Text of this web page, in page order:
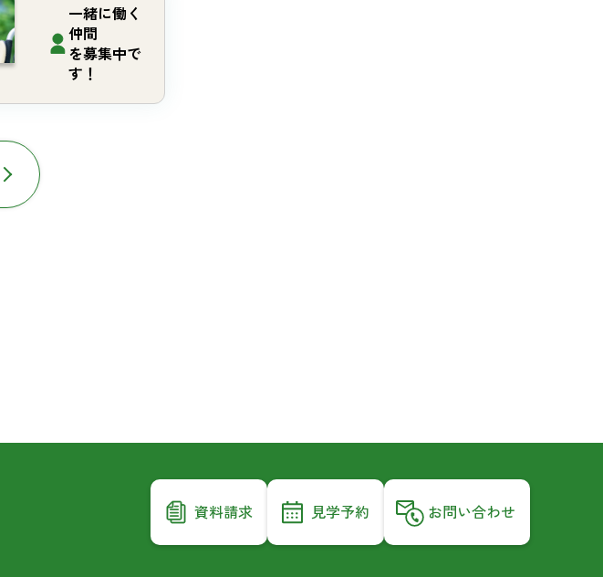
一緒に働く
仲間
を募集中で
す！
資料請求 見学予約 お問い合わせ